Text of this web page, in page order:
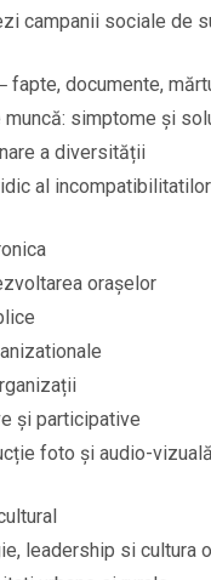
campanii sociale de
fapte, documente,
simptome și
a diversității
al
orașelor
și participative
foto și audio-
leadership si cultura